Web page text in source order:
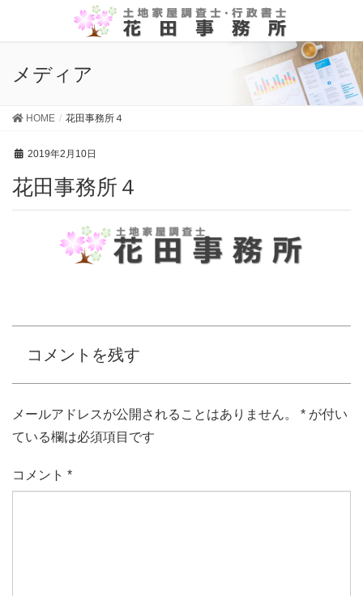
メディア
HOME 花田事務所４
2019年2月10日
花田事務所４
コメントを残す
メールアドレスが公開されることはありません。 * が付い
ている欄は必須項目です
コメント *